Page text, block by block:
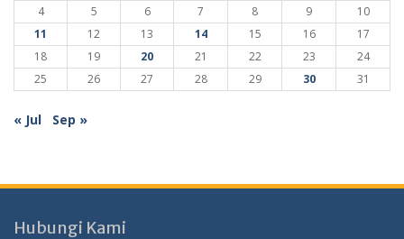
4
5 6 7 8 9
10
11
12 13 14 15 16
17
18
19 20 21 22 23
24
25
26 27 28 29 30 31
« Jul Sep »
Hubungi Kami